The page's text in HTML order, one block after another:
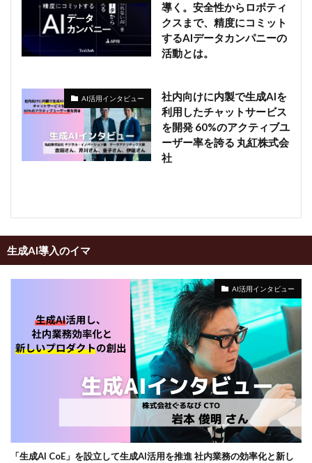
導く。安全性からロボティ
クスまで、精度にコミット
するAIデータカンパニーの
活動とは。
AI活用インタビュー
社内向けに内製で生成AIを
利用したチャットサービス
を開発 60%のアクティブユ
ーザー率を誇る 丸紅株式会
社
生成AI導入のイマ
AI活用インタビュー
「生成AI CoE」を設立して生成AI活用を推進 社内業務の効率化と新し